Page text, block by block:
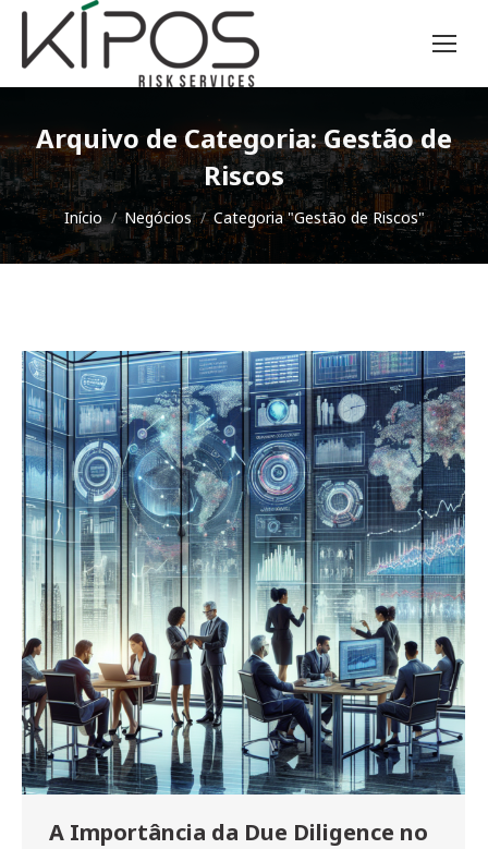
Arquivo de Categoria:Gestão de
Riscos
Você está aqui:
Início Negócios Categoria "Gestão de Riscos"
A Importância da Due Diligence no